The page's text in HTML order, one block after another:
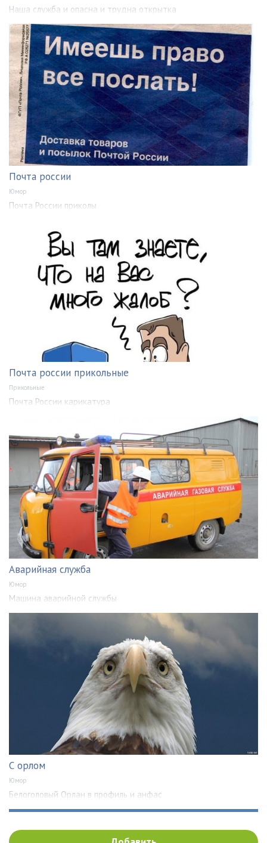
Наша служба и опасна и трудна открытка
Почта россии
Юмор
Почта России приколы
Почта россии прикольные
Прикольные
Почта России карикатура
Аварийная служба
Юмор
Машина аварийной службы
С орлом
Юмор
Белоголовый Орлан в профиль и анфас